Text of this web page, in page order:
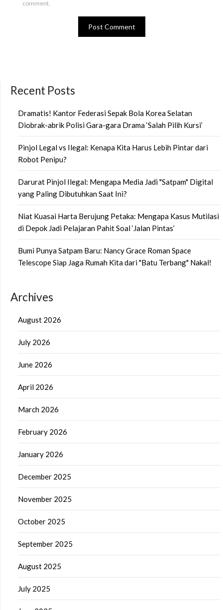
comment.
Recent Posts
Dramatis! Kantor Federasi Sepak Bola Korea Selatan
Diobrak-abrik Polisi Gara-gara Drama ‘Salah Pilih Kursi’
Pinjol Legal vs Ilegal: Kenapa Kita Harus Lebih Pintar dari
Robot Penipu?
Darurat Pinjol Ilegal: Mengapa Media Jadi "Satpam" Digital
yang Paling Dibutuhkan Saat Ini?
Niat Kuasai Harta Berujung Petaka: Mengapa Kasus Mutilasi
di Depok Jadi Pelajaran Pahit Soal ‘Jalan Pintas’
Bumi Punya Satpam Baru: Nancy Grace Roman Space
Telescope Siap Jaga Rumah Kita dari "Batu Terbang" Nakal!
Archives
August 2026
July 2026
June 2026
April 2026
March 2026
February 2026
January 2026
December 2025
November 2025
October 2025
September 2025
August 2025
July 2025